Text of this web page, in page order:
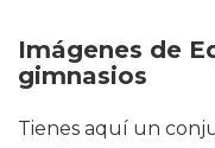
Imágenes de
gimnasios
Tienes aquí un